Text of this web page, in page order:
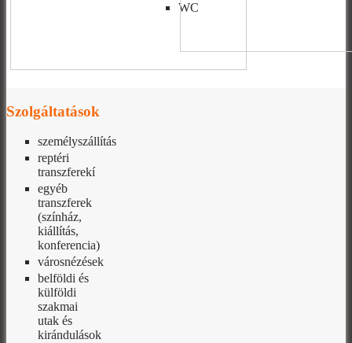
WC
Szolgáltatások
személyszállítás
reptéri
transzferekí
egyéb
transzferek
(színház,
kiállítás,
konferencia)
városnézések
belföldi és
külföldi
szakmai
utak és
kirándulások